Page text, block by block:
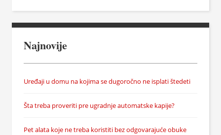
Najnovije
Uređaji u domu na kojima se dugoročno ne isplati štedeti
Šta treba proveriti pre ugradnje automatske kapije?
Pet alata koje ne treba koristiti bez odgovarajuće obuke